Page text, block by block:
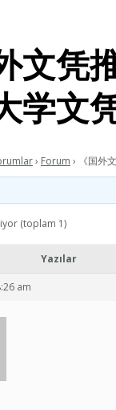
文
学文
› Forum › 《国外
(toplam 1)
Yazılar
am